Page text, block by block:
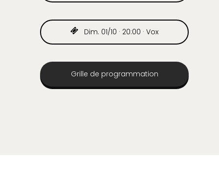
Dim. 01/10 · 20:00 · Vox
Grille de programmation